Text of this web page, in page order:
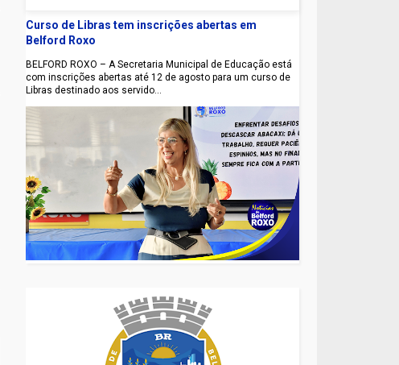
Curso de Libras tem inscrições abertas em
Belford Roxo
BELFORD ROXO – A Secretaria Municipal de Educação está
com inscrições abertas até 12 de agosto para um curso de
Libras destinado aos servido...